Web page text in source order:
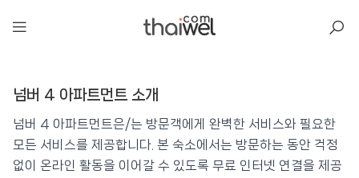
넘버 4 아파트먼트
📍 푸켓★★★ ⭐ 8.9
💰 최저가 확인 · 예약하기
넘버 4 아파트먼트 소개
넘버 4 아파트먼트은/는 방문객에게 완벽한 서비스와 필요한
모든 서비스를 제공합니다. 본 숙소에서는 방문하는 동안 걱정
없이 온라인 활동을 이어갈 수 있도록 무료 인터넷 연결을 제공